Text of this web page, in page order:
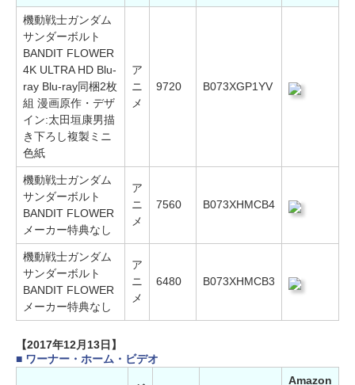
機動戦士ガンダム
サンダーボルト
BANDIT FLOWER
4K ULTRA HD Blu-
ray Blu-ray同梱2枚
組 漫画原作・デザ
イン:太田垣康男描
き下ろし複製ミニ
色紙
ア
ニ
メ
9720 B073XGP1YV
機動戦士ガンダム
サンダーボルト
BANDIT FLOWER
メーカー特典なし
ア
ニ
メ
7560 B073XHMCB4
機動戦士ガンダム
サンダーボルト
BANDIT FLOWER
メーカー特典なし
ア
ニ
メ
6480 B073XHMCB3
【2017年12月13日】
■ ワーナー・ホーム・ビデオ
Amazon